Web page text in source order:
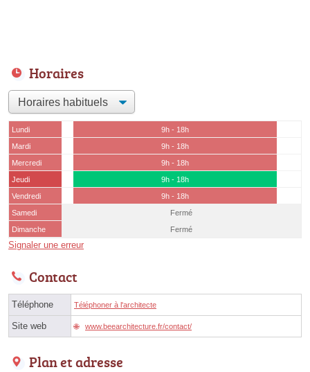
Horaires
Lundi
9h - 18h
Mardi
9h - 18h
Mercredi
9h - 18h
Jeudi
9h - 18h
Vendredi
9h - 18h
Samedi
Fermé
Dimanche
Fermé
Signaler une erreur
Contact
Téléphone Téléphoner à l'architecte
Site web www.beearchitecture.fr/contact/
Plan et adresse